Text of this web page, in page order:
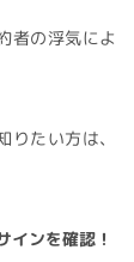
者の浮気によ
たい方は、
インを確認！